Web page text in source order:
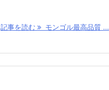
記事を読む モンゴル最高品質 ...